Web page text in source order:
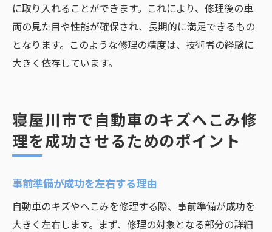
に取り入れることができます。これにより、修理後の車
両の見た目や性能が確保され、長期的に満足できるもの
となります。このような修理の精度は、技術者の経験に
大きく依存しています。
寝屋川市で自動車のキズへこみ修
理を成功させるためのポイント
事前準備が成功を左右する理由
自動車のキズやへこみを修理する際、事前準備が成功を
大きく左右します。まず、修理の対象となる部分の詳細